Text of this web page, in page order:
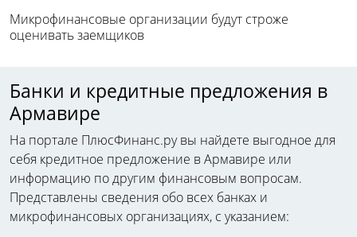
Микрофинансовые организации будут строже
оценивать заемщиков
Банки и кредитные предложения в
Армавире
На портале ПлюсФинанс.ру вы найдете выгодное для
себя кредитное предложение в Армавире или
информацию по другим финансовым вопросам.
Представлены сведения обо всех банках и
микрофинансовых организациях, с указанием: